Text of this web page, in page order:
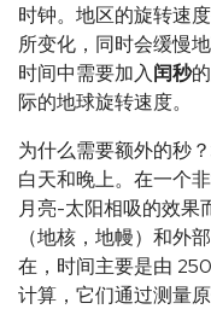
时钟。地区的旋转速
所变化，同时会缓慢
时间中需要加入闰秒
际的地球旋转速度。
为什么需要额外的秒
白天和晚上。在一个
月亮-太阳相吸的效果
（地核，地幔）和外
在，时间主要是由
计算，它们通过测量